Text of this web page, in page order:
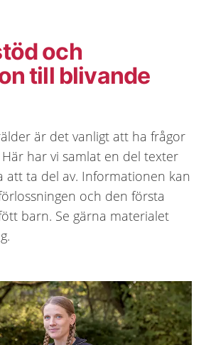
och
till blivande
är det vanligt att ha frågor
har vi samlat en del texter
att ta del av. Informationen kan
och den första
barn. Se gärna materialet